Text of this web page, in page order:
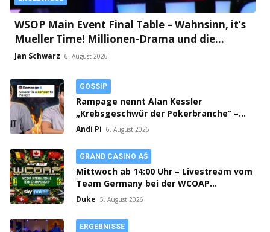
WSOP Main Event Final Table – Wahnsinn, it’s
Mueller Time! Millionen-Drama und die
finnische Faust an Tag 2!
Jan Schwarz 6. August 2026
GOSSIP
Rampage nennt Alan Kessler
„Krebsgeschwür der Pokerbranche“ –
Streit auf X eskaliert!
Andi Pi 6. August 2026
GRAND CASINO AŠ
Mittwoch ab 14:00 Uhr – Livestream vom
Team Germany bei der WCOAP
Manchester 2026!
Duke 5. August 2026
ERGEBNISSE